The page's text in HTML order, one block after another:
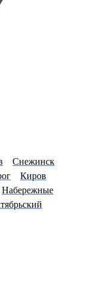
Снежинск
Киров
Набережные